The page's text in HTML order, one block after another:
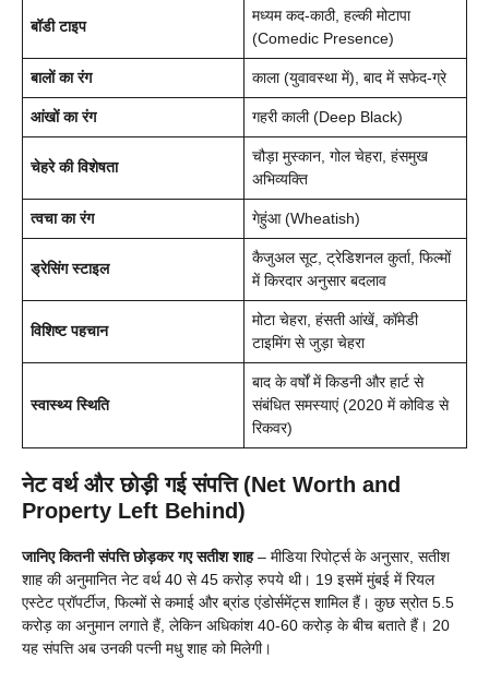
बॉडी टाइप
मध्यम कद-काठी, हल्की मोटापा
(Comedic Presence)
बालों का रंग काला (युवावस्था में), बाद में सफेद-ग्रे
आंखों का रंग गहरी काली (Deep Black)
चेहरे की विशेषता
चौड़ा मुस्कान, गोल चेहरा, हंसमुख
अभिव्यक्ति
त्वचा का रंग गेहुंआ (Wheatish)
ड्रेसिंग स्टाइल
कैजुअल सूट, ट्रेडिशनल कुर्ता, फिल्मों
में किरदार अनुसार बदलाव
विशिष्ट पहचान
मोटा चेहरा, हंसती आंखें, कॉमेडी
टाइमिंग से जुड़ा चेहरा
स्वास्थ्य स्थिति
बाद के वर्षों में किडनी और हार्ट से
संबंधित समस्याएं (2020 में कोविड से
रिकवर)
नेट वर्थ और छोड़ी गई संपत्ति (Net Worth and
Property Left Behind)
जानिए कितनी संपत्ति छोड़कर गए सतीश शाह– मीडिया रिपोर्ट्स के अनुसार, सतीश
शाह की अनुमानित नेट वर्थ 40 से 45 करोड़ रुपये थी। 19 इसमें मुंबई में रियल
एस्टेट प्रॉपर्टीज, फिल्मों से कमाई और ब्रांड एंडोर्समेंट्स शामिल हैं। कुछ स्रोत 5.5
करोड़ का अनुमान लगाते हैं, लेकिन अधिकांश 40-60 करोड़ के बीच बताते हैं। 20
यह संपत्ति अब उनकी पत्नी मधु शाह को मिलेगी।